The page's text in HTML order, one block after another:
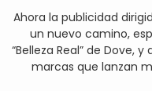
Ahora la publicidad
un nuevo camino,
“Belleza Real” de Dove,
marcas que lanzan